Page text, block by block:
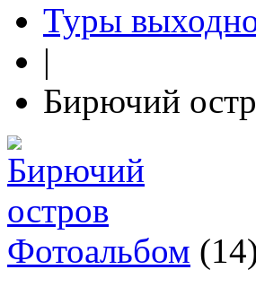
Туры
|
Бирючий
Фотоальбом